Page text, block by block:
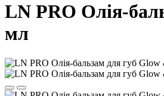
LN PRO Олія-
мл